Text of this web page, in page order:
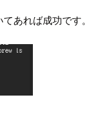
あれば成功です。